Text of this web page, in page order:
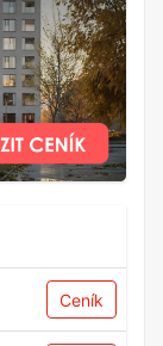
Ceník